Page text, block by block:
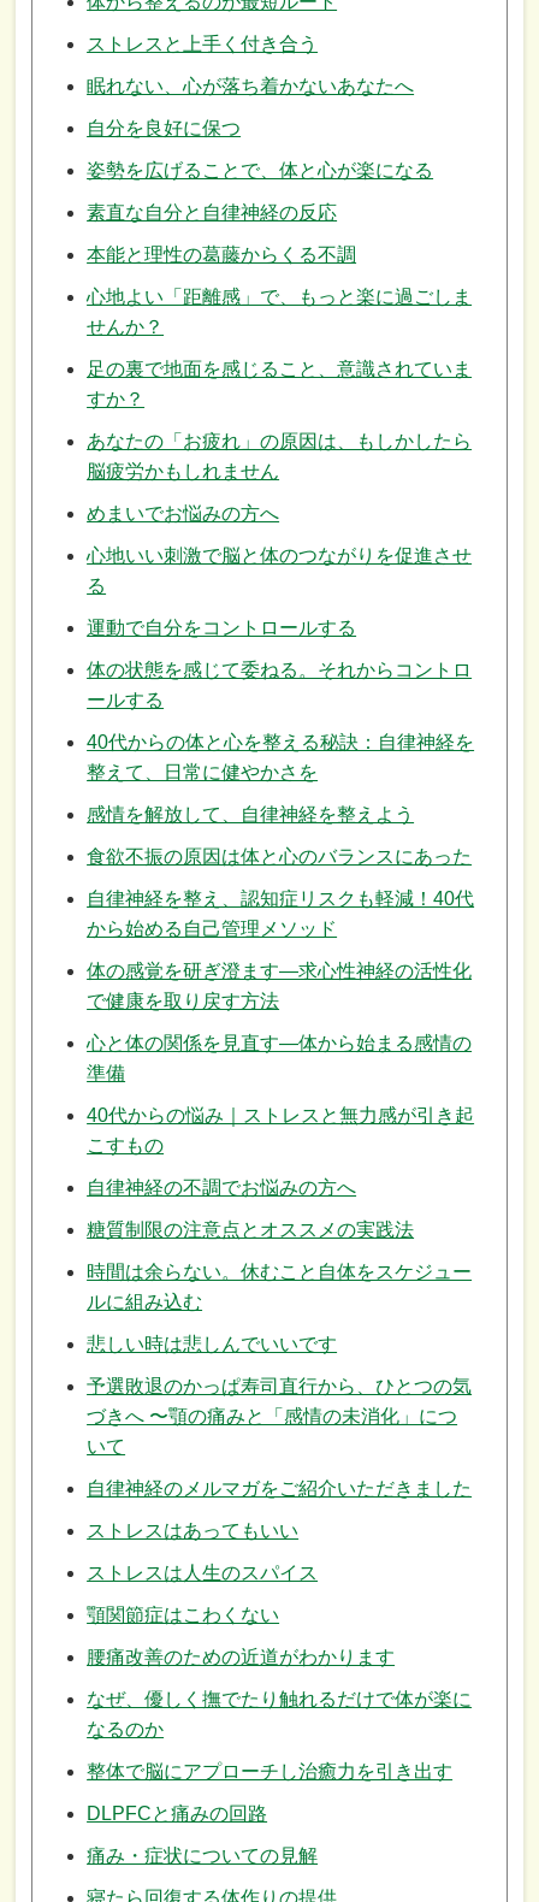
ストレスと上手く付き合う
眠れない、心が落ち着かないあなたへ
自分を良好に保つ
姿勢を広げることで、体と心が楽になる
素直な自分と自律神経の反応
本能と理性の葛藤からくる不調
心地よい「距離感」で、もっと楽に過ごしま
せんか？
足の裏で地面を感じること、意識されていま
すか？
あなたの「お疲れ」の原因は、もしかしたら
脳疲労かもしれません
めまいでお悩みの方へ
心地いい刺激で脳と体のつながりを促進させ
る
運動で自分をコントロールする
体の状態を感じて委ねる。それからコントロ
ールする
40代からの体と心を整える秘訣：自律神経を
整えて、日常に健やかさを
感情を解放して、自律神経を整えよう
食欲不振の原因は体と心のバランスにあった
自律神経を整え、認知症リスクも軽減！40代
から始める自己管理メソッド
体の感覚を研ぎ澄ます—求心性神経の活性化
で健康を取り戻す方法
心と体の関係を見直す—体から始まる感情の
準備
40代からの悩み｜ストレスと無力感が引き起
こすもの
自律神経の不調でお悩みの方へ
糖質制限の注意点とオススメの実践法
時間は余らない。休むこと自体をスケジュー
ルに組み込む
悲しい時は悲しんでいいです
予選敗退のかっぱ寿司直行から、ひとつの気
づきへ 〜顎の痛みと「感情の未消化」につ
いて
自律神経のメルマガをご紹介いただきました
ストレスはあってもいい
ストレスは人生のスパイス
顎関節症はこわくない
腰痛改善のための近道がわかります
なぜ、優しく撫でたり触れるだけで体が楽に
なるのか
整体で脳にアプローチし治癒力を引き出す
DLPFCと痛みの回路
痛み・症状についての見解
寝たら回復する体作りの提供